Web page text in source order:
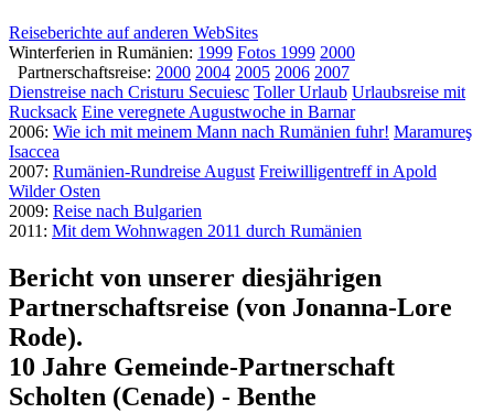
Reiseberichte auf anderen WebSites
Winterferien in Rumänien: 1999 Fotos 1999 2000
Partnerschaftsreise: 2000 2004 2005 2006 2007
Dienstreise nach Cristuru Secuiesc Toller Urlaub Urlaubsreise mit
Rucksack Eine veregnete Augustwoche in Barnar
2006: Wie ich mit meinem Mann nach Rumänien fuhr! Maramureş
Isaccea
2007: Rumänien-Rundreise August Freiwilligentreff in Apold
Wilder Osten
2009: Reise nach Bulgarien
2011: Mit dem Wohnwagen 2011 durch Rumänien
Bericht von unserer diesjährigen
Partnerschaftsreise (von Jonanna-Lore
Rode).
10 Jahre Gemeinde-Partnerschaft
Scholten (Cenade) - Benthe